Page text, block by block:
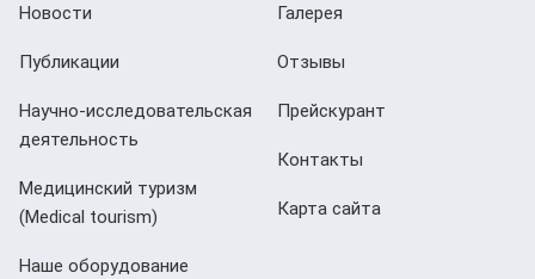
Новости
Публикации
Научно-исследовательская
деятельность
Медицинский туризм
(Мedical tourism)
Наше оборудование
Галерея
Отзывы
Прейскурант
Контакты
Карта сайта